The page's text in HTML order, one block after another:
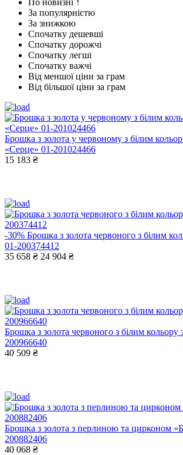
За популярністю
За знижкою
Спочатку дешевші
Спочатку дорожчі
Спочатку легші
Спочатку важчі
Від меншої ціни за грам
Від більшої ціни за грам
Брошка з золота у червоному з білим
«Серце» 01-201024466
15 183 ₴
-30% Брошка з золота червоного з білим
01-200374412
35 658 ₴ 24 904 ₴
Брошка з золота червоного з білим
200966640
40 509 ₴
Брошка з золота з перлиною та цирконом
200882406
40 068 ₴